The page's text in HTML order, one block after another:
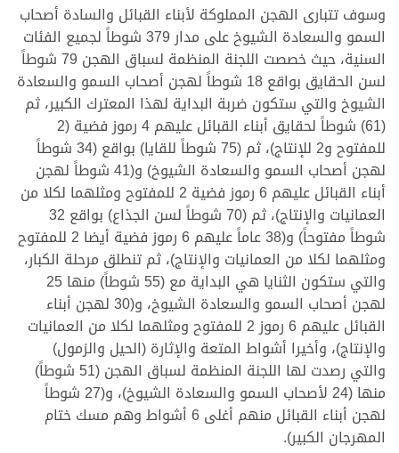
وسوف تتبارى الهجن المملوكة لأبناء القبائل والسادة أصحاب
السمو والسعادة الشيوخ على مدار 379 شوطاً لجميع الفئات
السنية، حيث خصصت اللجنة المنظمة لسباق الهجن 79 شوطاً
لسن الحقايق بواقع 18 شوطاً لهجن أصحاب السمو والسعادة
الشيوخ والتي ستكون ضربة البداية لهذا المعترك الكبير، ثم
(61) شوطاً لحقايق أبناء القبائل عليهم 4 رموز فضية (2
للمفتوح و2 للإنتاج)، ثم (75 شوطاً للقايا) بواقع (34 شوطاً
لهجن أصحاب السمو والسعادة الشيوخ) و(41 شوطاً لهجن
أبناء القبائل عليهم 6 رموز فضية 2 للمفتوح ومثلهما لكلا من
العمانيات والإنتاج)، ثم (70 شوطاً لسن الجذاع) بواقع 32
شوطاً مفتوحاً) و(38 عاماً عليهم 6 رموز فضية أيضا 2 للمفتوح
ومثلهما لكلا من العمانيات والإنتاج)، ثم تنطلق مرحلة الكبار،
والتي ستكون الثنايا هي البداية مع (55 شوطاً) منها 25
لهجن أصحاب السمو والسعادة الشيوخ، و(30 لهجن أبناء
القبائل عليهم 6 رموز 2 للمفتوح ومثلهما لكلا من العمانيات
والإنتاج)، وأخيرا أشواط المتعة والإثارة (الحيل والزمول)
والتي رصدت لها اللجنة المنظمة لسباق الهجن (51 شوطاً)
منها (24 لأصحاب السمو والسعادة الشيوخ)، و(27 شوطاً
لهجن أبناء القبائل منهم أغلى 6 أشواط وهم مسك ختام
المهرجان الكبير).